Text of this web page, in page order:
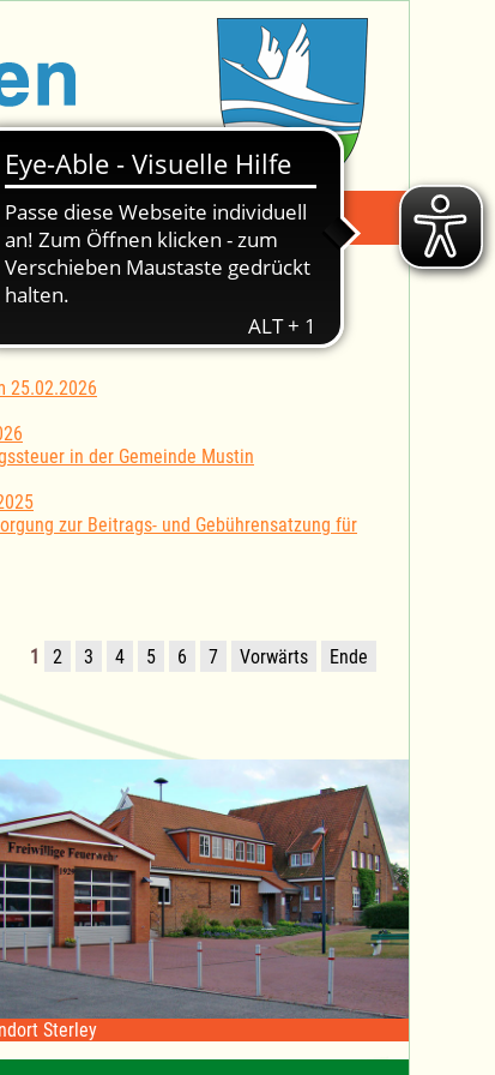
Suche -
25.02.2026
in der Gemeinde Mustin
zur Beitrags- und Gebührensatzung für
1 2 3 4 5 6 7 Vorwärts Ende
Sterley